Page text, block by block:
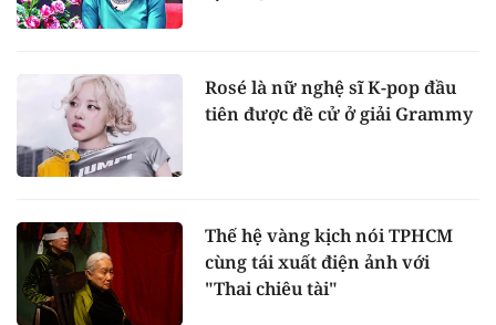
Rosé là nữ nghệ sĩ K-pop đầu
tiên được đề cử ở giải Grammy
Thế hệ vàng kịch nói TPHCM
cùng tái xuất điện ảnh với
"Thai chiêu tài"